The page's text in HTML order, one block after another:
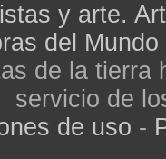
y arte.
del Mundo
de la tierra
servicio de
de uso -